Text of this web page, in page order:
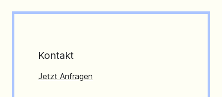
Kontakt
Jetzt Anfragen